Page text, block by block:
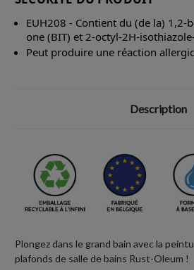
EUH208 - Contient du (de la) 1,2-
one (BIT) et 2-octyl-2H-
Peut produire une réaction
Description
Plongez dans le grand bain avec la
plafonds de salle de bains Rust-Oleum !